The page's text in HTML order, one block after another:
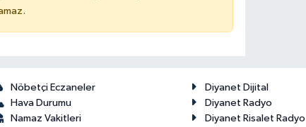
Nöbetçi Eczaneler
Hava Durumu
Namaz Vakitleri
Diyanet Dijital
Diyanet Radyo
Diyanet Risalet Radyo